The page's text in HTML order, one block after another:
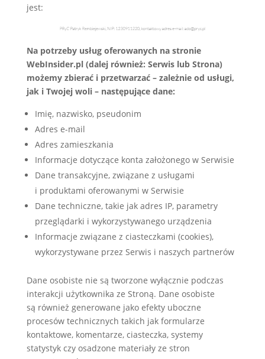
jest:
Na potrzeby usług oferowanych na stronie
WebInsider.pl (dalej również: Serwis lub Strona)
możemy zbierać i przetwarzać – zależnie od usługi,
jak i Twojej woli – następujące dane:
Imię, nazwisko, pseudonim
Adres e-mail
Adres zamieszkania
Informacje dotyczące konta założonego w Serwisie
Dane transakcyjne, związane z usługami
i produktami oferowanymi w Serwisie
Dane techniczne, takie jak adres IP, parametry
przeglądarki i wykorzystywanego urządzenia
Informacje związane z ciasteczkami (cookies),
wykorzystywane przez Serwis i naszych partnerów
Dane osobiste nie są tworzone wyłącznie podczas
interakcji użytkownika ze Stroną. Dane osobiste
są również generowane jako efekty uboczne
procesów technicznych takich jak formularze
kontaktowe, komentarze, ciasteczka, systemy
statystyk czy osadzone materiały ze stron